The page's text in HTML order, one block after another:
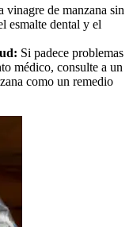
vinagre de manzana sin
esmalte dental y el
Si padece problemas
médico, consulte a un
como un remedio